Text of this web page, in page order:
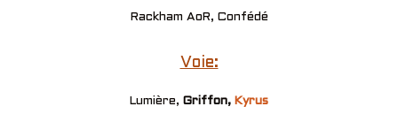
Rackham AoR, Confédé
Voie:
Lumière, Griffon, Kyrus